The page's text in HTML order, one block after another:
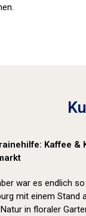
Kaffee &
war es endlich
mit einem Stand
in floraler